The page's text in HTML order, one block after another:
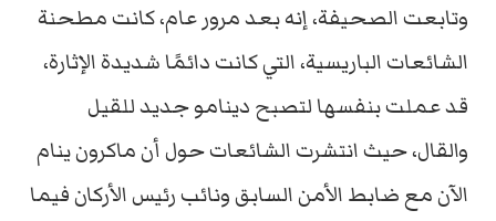
وتابعت الصحيفة، إنه بعد مرور عام، كانت مطحنة
الشائعات الباريسية، التي كانت دائمًا شديدة الإثارة،
قد عملت بنفسها لتصبح دينامو جديد للقيل
والقال، حيث انتشرت الشائعات حول أن ماكرون ينام
الآن مع ضابط الأمن السابق ونائب رئيس الأركان فيما